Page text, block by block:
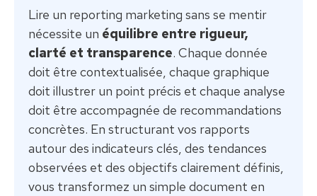
Lire un reporting marketing sans se mentir
nécessite un équilibre entre rigueur,
clarté et transparence. Chaque donnée
doit être contextualisée, chaque graphique
doit illustrer un point précis et chaque analyse
doit être accompagnée de recommandations
concrètes. En structurant vos rapports
autour des indicateurs clés, des tendances
observées et des objectifs clairement définis,
vous transformez un simple document en